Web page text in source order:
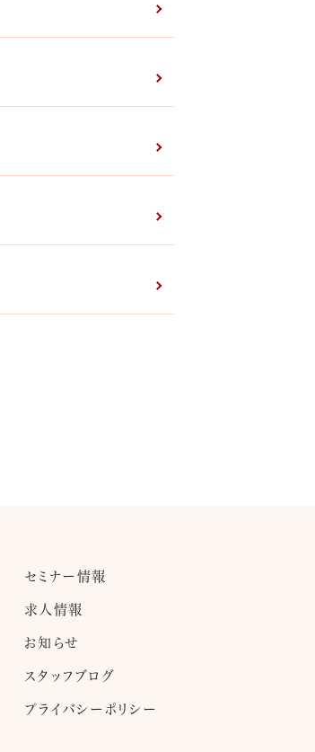
セミナー情報
求人情報
お知らせ
スタッフブログ
プライバシーポリシー